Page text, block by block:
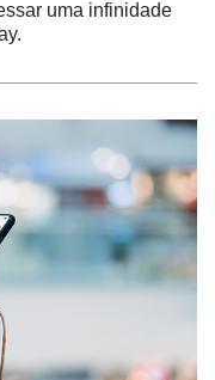
uma infinidade